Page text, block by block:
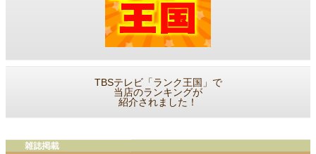
TBSテレビ「ランク王国」で
当店のランキングが
紹介されました！